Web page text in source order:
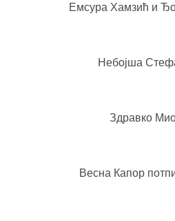
Емсура Хамзић и
Небојша
Здравко
Весна Капор